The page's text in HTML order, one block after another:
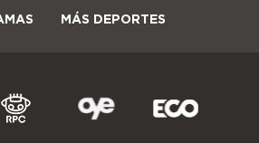
MÁS DEPORTES